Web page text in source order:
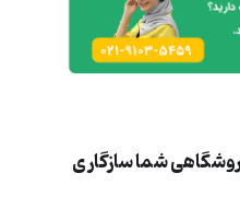
شما سازگاری